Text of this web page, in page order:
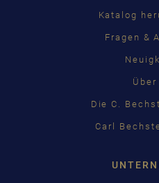
Katalog
Fragen &
Über
Die C.
Carl